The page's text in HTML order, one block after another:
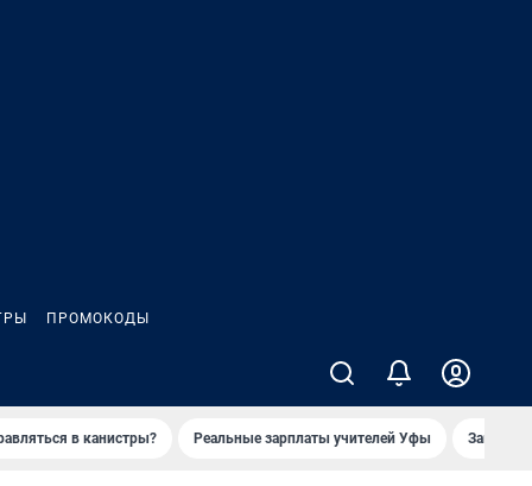
ПРОМОКОДЫ
в канистры? Реальные зарплаты учителей Уфы